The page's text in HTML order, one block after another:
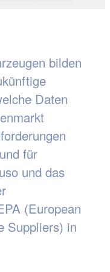
bilden
Daten
für
und das
(European
Suppliers) in